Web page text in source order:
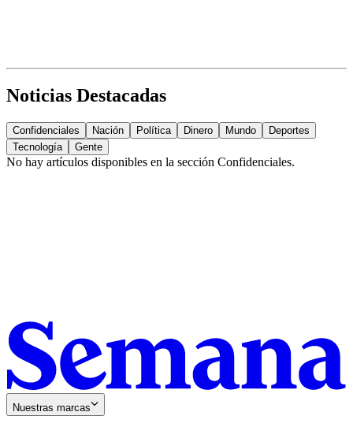
Noticias Destacadas
Confidenciales Nación Política Dinero Mundo
Deportes
Tecnología
Gente
No hay artículos disponibles en la sección Confidenciales.
Nuestras marcas